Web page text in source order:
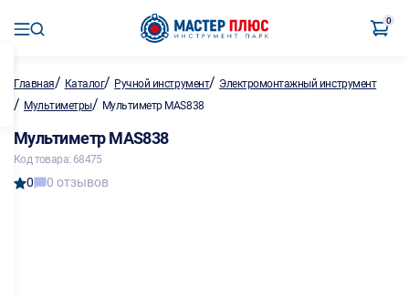
0
Главная/ Каталог/ Ручной инструмент/ Электромонтажный инструмент
/ Мультиметры/ Мультиметр МAS838
Мультиметр МAS838
Код товара: 68475
0 0 отзывов